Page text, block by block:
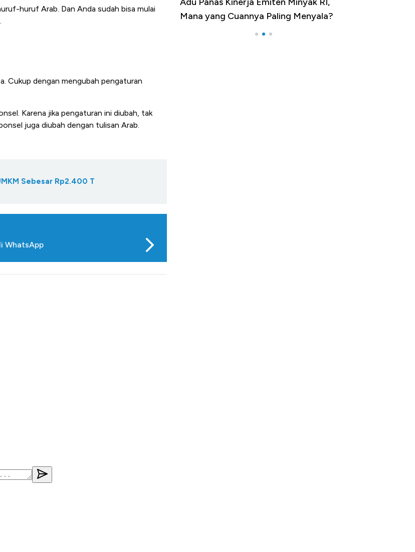
huruf Arab. Dan Anda sudah bisa mulai
Cukup dengan mengubah pengaturan
Karena jika pengaturan ini diubah, tak
juga diubah dengan tulisan Arab.
Sebesar Rp2.400 T
WhatsApp
ke Zona Berbahaya
Mana yang Cuannya Paling Menyala?
Pengangguran Tertinggi, Ada